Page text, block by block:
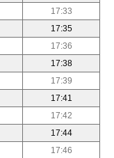
17:33
17:35
17:36
17:38
17:39
17:41
17:42
17:44
17:46